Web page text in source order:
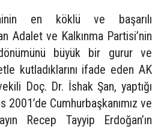
en köklü ve başarılı
Adalet ve Kalkınma Partisi’nin
büyük bir gurur ve
kutladıklarını ifade eden AK
Doç. Dr. İshak Şan, yaptığı
2001’de Cumhurbaşkanımız ve
Recep Tayyip Erdoğan’ın